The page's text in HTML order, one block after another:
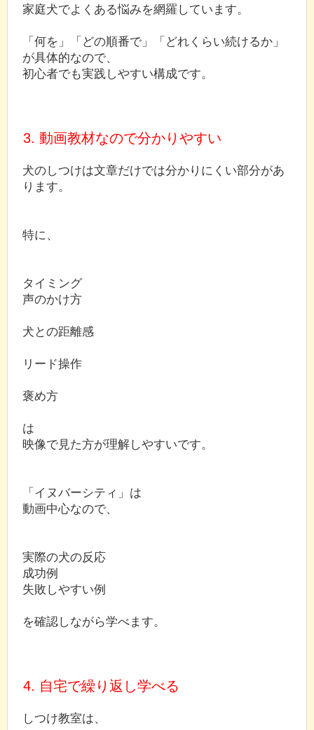
家庭犬でよくある悩みを網羅しています。
「何を」「どの順番で」「どれくらい続けるか」
が具体的なので、
初心者でも実践しやすい構成です。
3. 動画教材なので分かりやすい
犬のしつけは文章だけでは分かりにくい部分があ
ります。
特に、
タイミング
声のかけ方
犬との距離感
リード操作
褒め方
は
映像で見た方が理解しやすいです。
「イヌバーシティ」は
動画中心なので、
実際の犬の反応
成功例
失敗しやすい例
を確認しながら学べます。
4. 自宅で繰り返し学べる
しつけ教室は、